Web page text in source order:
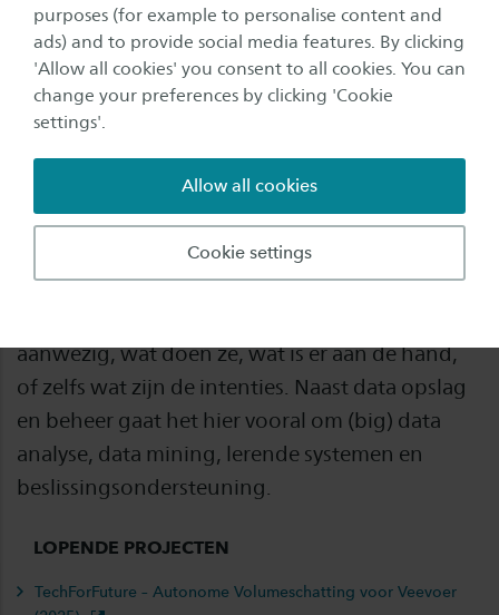
purposes (for example to personalise content and
ads) and to provide social media features. By clicking
'Allow all cookies' you consent to all cookies. You can
change your preferences by clicking 'Cookie
settings'.
Cookie settings
Allow all cookies
subnavigation
Applied data science
De onderzoekslijn Applied data science richt
zich erop hoe je vanuit (gemeten sensor) data
aanwezig, wat doen ze, wat is er aan de hand,
of zelfs wat zijn de intenties. Naast data opslag
en beheer gaat het hier vooral om (big) data
analyse, data mining, lerende systemen en
beslissingsondersteuning.
LOPENDE PROJECTEN
TechForFuture – Autonome Volumeschatting voor Veevoer